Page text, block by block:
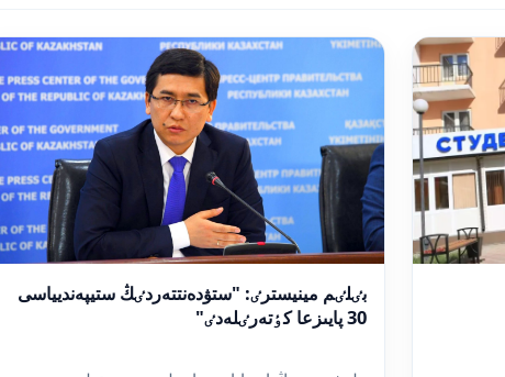
بٸلٸم مينيسترٸ: "ستۋدەنتتەردٸڭ ستيپەنديياسى
30 پايىزعا كٶتەرٸلەدٸ"